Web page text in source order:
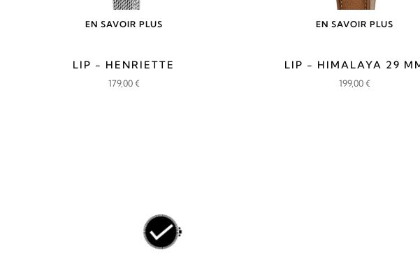
EN SAVOIR PLUS
LIP - HENRIETTE
179,00€
EN SAVOIR PLUS
LIP - HIMALAYA 29
199,00€